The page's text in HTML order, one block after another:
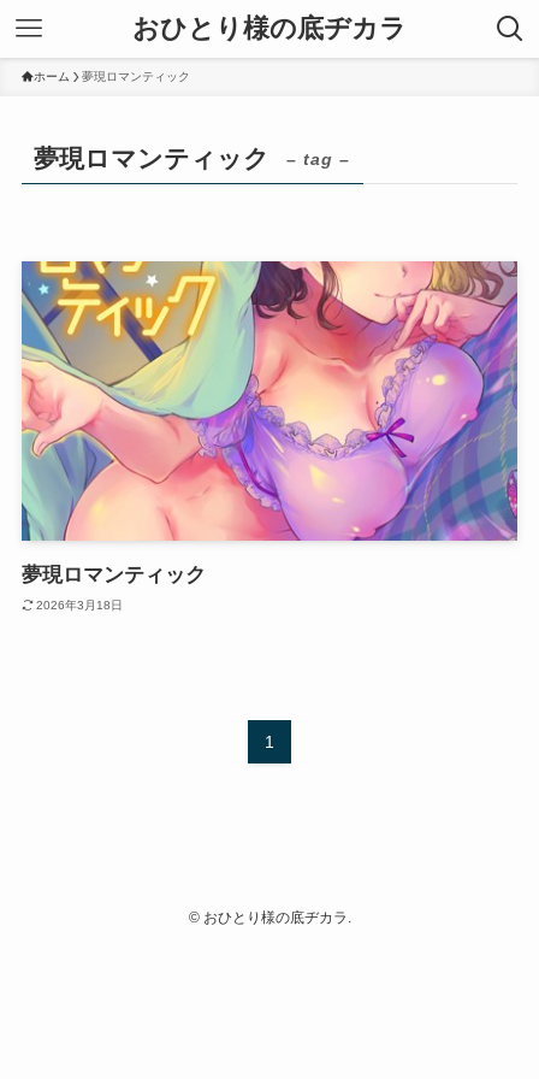
おひとり様の底ヂカラ
ホーム 夢現ロマンティック
夢現ロマンティック – tag –
夢現ロマンティック
2026年3月18日
1
©おひとり様の底ヂカラ.